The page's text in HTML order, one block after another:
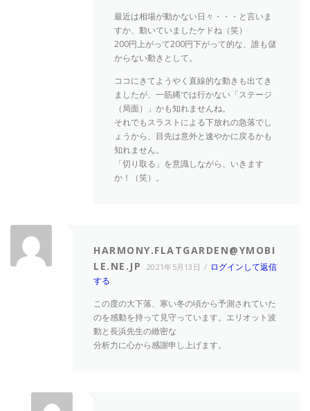
最近は相場が動かない日々・・・と言いま
すか、動いていましたケドね（笑）
200円上がって200円下がって的な、誰も儲
からない動きとして。
ココにきてようやく直線的な動きも出てき
ましたが、一筋縄では行かない「ステージ
（局面）」かも知れませんね。
それでもスラストによる下放れの急落でし
ょうから、目先は意外と速やかに戻るかも
知れません。
「切り取る」を意識しながら、いきます
か！（笑）。
HARMONY.FLATGARDEN@YMOBI
LE.NE.JP
2021年5月13日
ログインして返信
する
この度の大下落、寒い冬の頃から予測されていた
のを感動を持って見守っています。エリオット波
動と長浜先生の緻密な
分析力に心から感謝申し上げます。